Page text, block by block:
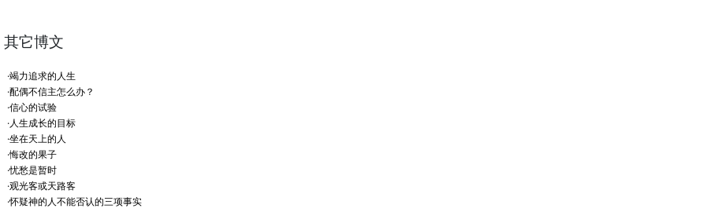
其它博文
·竭力追求的人生
·配偶不信主怎么办？
·信心的试验
·人生成长的目标
·坐在天上的人
·悔改的果子
·忧愁是暂时
·观光客或天路客
·怀疑神的人不能否认的三项事实